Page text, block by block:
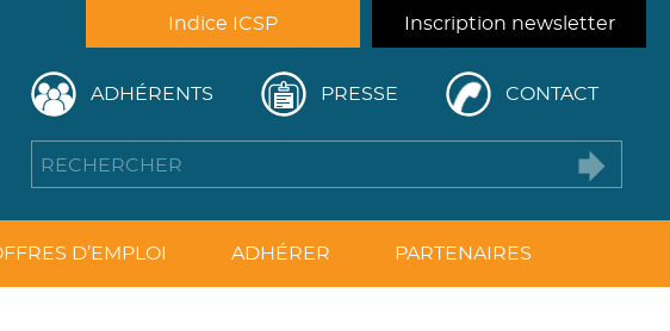
ADHÉRENTS PRESSE CONTACT
Indice ICSP Inscription newsletter
D’EMPLOI ADHÉRER PARTENAIRES